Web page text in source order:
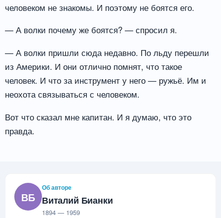
человеком не знакомы. И поэтому не боятся его.
— А волки почему же боятся? — спросил я.
— А волки пришли сюда недавно. По льду перешли
из Америки. И они отлично помнят, что такое
человек. И что за инструмент у него — ружьё. Им и
неохота связываться с человеком.
Вот что сказал мне капитан. И я думаю, что это
правда.
ВБ
Об авторе
Виталий Бианки
1894 — 1959